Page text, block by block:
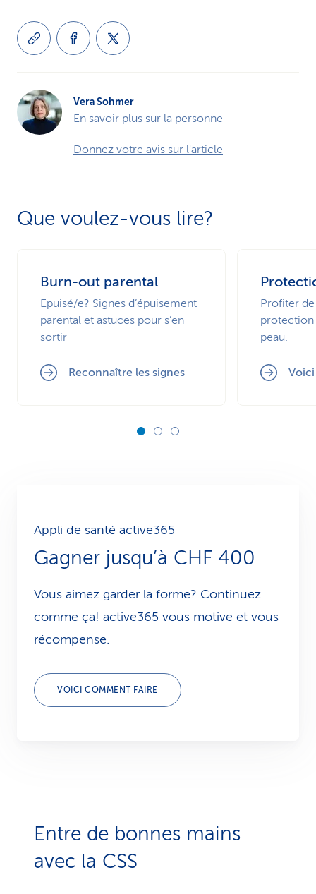
Vera Sohmer
En savoir plus sur la personne
Donnez votre avis sur l'article
Que voulez-vous lire?
Burn-out parental
Epuisé/e? Signes d’épuisement
parental et astuces pour s’en
sortir
Reconnaître les signes
Profiter de
protection
peau.
Appli de santé active365
Gagner jusqu’à CHF 400
Vous aimez garder la forme? Continuez
comme ça! active365 vous motive et vous
récompense.
VOICI COMMENT FAIRE
Entre de bonnes mains
avec la CSS